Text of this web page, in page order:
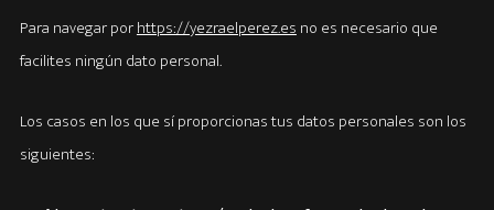
Para navegar porhttps://yezraelperez.esno es necesario que
facilites ningún dato personal.
Los casos en los que sí proporcionas tus datos personales son los
siguientes: